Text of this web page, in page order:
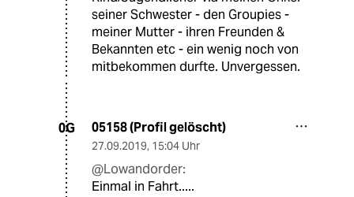
seiner Schwester - den Groupies -
meiner Mutter - ihren Freunden &
Bekannten etc - ein wenig noch von
mitbekommen durfte. Unvergessen.
0G 05158 (Profil gelöscht)
27.09.2019, 15:04 Uhr
@Lowandorder:
Einmal in Fahrt.....